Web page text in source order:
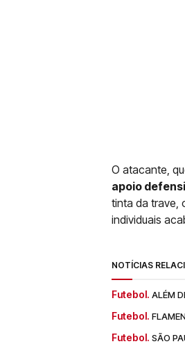
O atacante,
apoio
tinta da trave,
individuais
NOTÍCIAS
Futebol. ALÉM
Futebol.
Futebol. SÃO